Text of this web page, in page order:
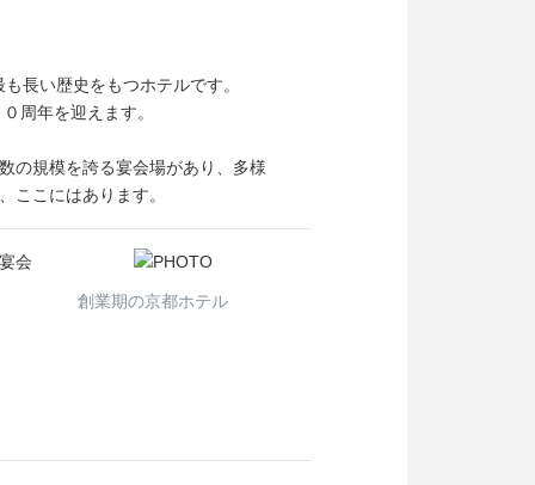
長い歴史をもつホテルです。
周年を迎えます。
の規模を誇る宴会場があり、多様
ここにはあります。
会
創業期の京都ホテル